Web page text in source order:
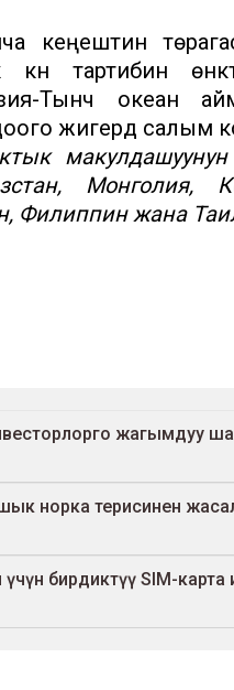
кеңештин
тартибин
Тынч океан
жигердүү салым
Монголия,
Филиппин жана
жагымдуу
норка терисинен
бирдиктүү SIM-карта